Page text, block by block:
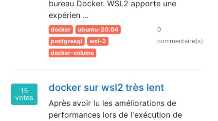
bureau Docker. WSL2 apporte une
expérien ...
docker
ubuntu-20.04
postgresql
wsl-2
docker-volume
0
commentaire(s)
15
votes
docker sur wsl2 très lent
Après avoir lu les améliorations de
performances lors de l'exécution de